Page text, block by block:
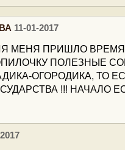
11-01-2017
МЕНЯ ПРИШЛО ВРЕМЯ
ПОЛЕЗНЫЕ
ОГОРОДИКА, ТО
!!! НАЧАЛО